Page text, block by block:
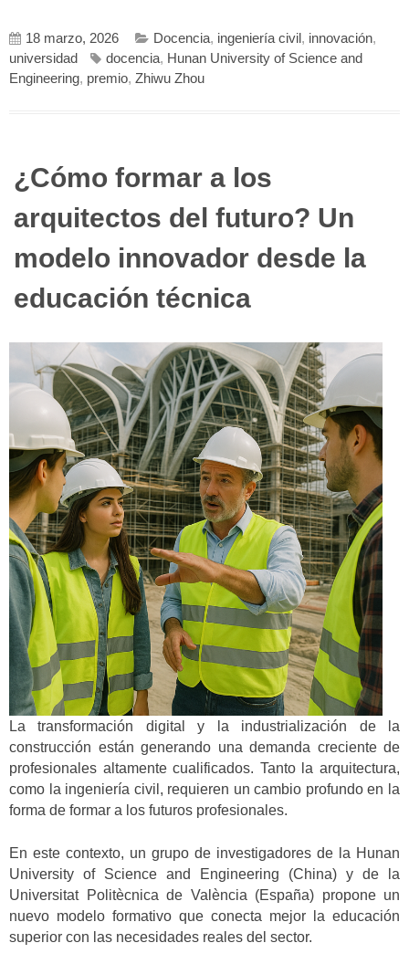
18 marzo, 2026 Docencia, ingeniería civil , innovación,
universidad
docencia, Hunan University of Science and
Engineering, premio, Zhiwu Zhou
¿Cómo formar a los
arquitectos del futuro? Un
modelo innovador desde la
educación técnica
La transformación digital y la industrialización de la
construcción están generando una demanda creciente de
profesionales altamente cualificados. Tanto la arquitectura,
como la ingeniería civil, requieren un cambio profundo en la
forma de formar a los futuros profesionales.
En este contexto, un grupo de investigadores de la Hunan
University of Science and Engineering (China) y de la
Universitat Politècnica de València (España) propone un
nuevo modelo formativo que conecta mejor la educación
superior con las necesidades reales del sector.